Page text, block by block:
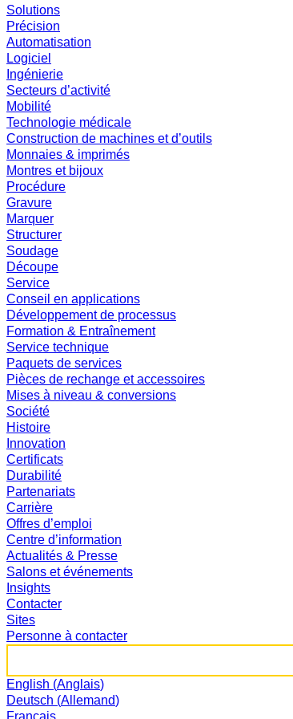
Solutions
Précision
Automatisation
Logiciel
Ingénierie
Secteurs d’activité
Mobilité
Technologie médicale
Construction de machines et d’outils
Monnaies & imprimés
Montres et bijoux
Procédure
Gravure
Marquer
Structurer
Soudage
Découpe
Service
Conseil en applications
Développement de processus
Formation & Entraînement
Service technique
Paquets de services
Pièces de rechange et accessoires
Mises à niveau & conversions
Société
Histoire
Innovation
Certificats
Durabilité
Partenariats
Carrière
Offres d’emploi
Centre d’information
Actualités & Presse
Salons et événements
Insights
Contacter
Sites
Personne à contacter
English (Anglais)
Deutsch (Allemand)